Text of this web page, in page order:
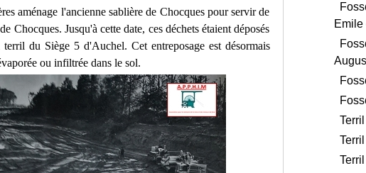
aménage l'ancienne sablière de Chocques pour servir de
Chocques. Jusqu'à cette date, ces déchets étaient déposés
du Siège 5 d'Auchel. Cet entreposage est désormais
ou infiltrée dans le sol.